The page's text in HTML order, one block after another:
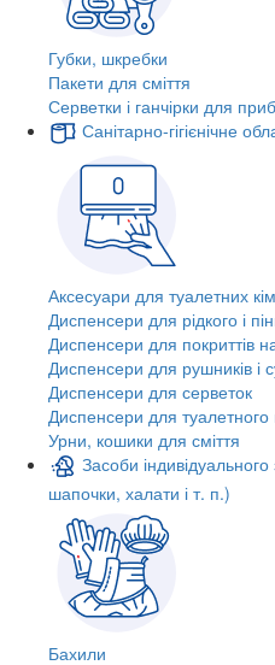
Губки, шкребки
Пакети для сміття
Серветки і ганчірки для
Санітарно-гігієнічне
Аксесуари для туалетних
Диспенсери для рідкого і
Диспенсери для покриттів
Диспенсери для рушників і
Диспенсери для серветок
Диспенсери для
Урни, кошики для сміття
Засоби
шапочки, халати і т. п.)
Бахили